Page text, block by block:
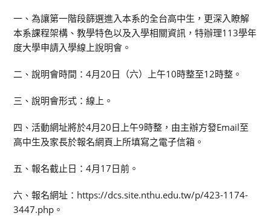
一、為讓第一階段篩選進入本系的全台高中生，更深入瞭解
本系課程架構、教學特色以及入學相關資訊，特辦理113學年
度大學申請入學線上說明會。
二、說明會時間：4月20日（六）上午10時整至12時整。
三、說明會形式：線上。
四、活動網址將於4月20日上午9時整，由主辦方發Email至
高中生及家長於報名網頁上所填寫之電子信箱。
五、報名截止日：4月17日前。
六、報名網址：https://dcs.site.nthu.edu.tw/p/423-1174-
3447.php。